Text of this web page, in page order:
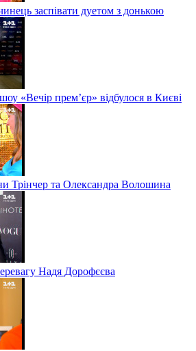
заспівати дуетом з донькою
«Вечір прем’єр» відбулося в Києві
Трінчер та Олександра Волошина
Надя Дорофєєва